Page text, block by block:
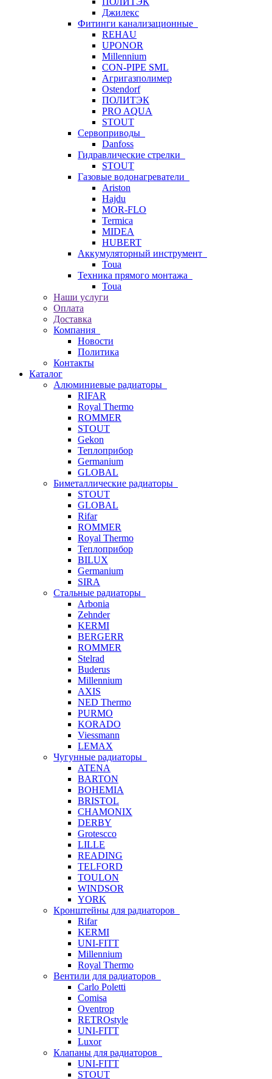
Джилекс
Фитинги канализационные
REHAU
UPONOR
Millennium
CON-PIPE SML
Агригазполимер
Ostendorf
ПОЛИТЭК
PRO AQUA
STOUT
Сервоприводы
Danfoss
Гидравлические стрелки
STOUT
Газовые водонагреватели
Ariston
Hajdu
MOR-FLO
Termica
MIDEA
HUBERT
Аккумуляторный инструмент
Toua
Техника прямого монтажа
Toua
Наши услуги
Оплата
Доставка
Компания
Новости
Политика
Контакты
Каталог
Алюминиевые радиаторы
RIFAR
Royal Thermo
ROMMER
STOUT
Gekon
Теплоприбор
Germanium
GLOBAL
Биметаллические радиаторы
STOUT
GLOBAL
Rifar
ROMMER
Royal Thermo
Теплоприбор
BILUX
Germanium
SIRA
Стальные радиаторы
Arbonia
Zehnder
KERMI
BERGERR
ROMMER
Stelrad
Buderus
Millennium
AXIS
NED Thermo
PURMO
KORADO
Viessmann
LEMAX
Чугунные радиаторы
ATENA
BARTON
BOHEMIA
BRISTOL
CHAMONIX
DERBY
Grotescco
LILLE
READING
TELFORD
TOULON
WINDSOR
YORK
Кронштейны для радиаторов
Rifar
KERMI
UNI-FITT
Millennium
Royal Thermo
Вентили для радиаторов
Carlo Poletti
Comisa
Oventrop
RETROstyle
UNI-FITT
Luxor
Клапаны для радиаторов
UNI-FITT
STOUT